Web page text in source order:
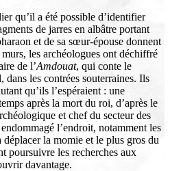
qu’il a été possible d’identifier
de jarres en albâtre portant
et de sa sœur-épouse donnent
les archéologues ont déchiffré
de l’Amdouat, qui conte le
les contrées souterraines. Ils
qu’ils l’espéraient : une
après la mort du roi, d’après le
et chef du secteur des
l’endroit, notamment les
la momie et le plus gros du
poursuivre les recherches aux
davantage.